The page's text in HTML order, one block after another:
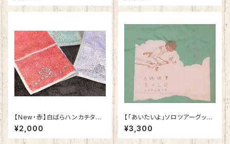
【New・赤】白ばらハンカチタオ
ル
¥2,000
【「あいたいよ」ソロツアーグッ
ズ】Tシャツ アイスグリーン！！！
¥3,300